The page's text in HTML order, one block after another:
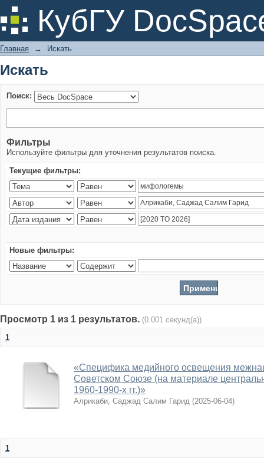
КубГУ
Искать
Главная → Искать
Искать
Поиск:
Фильтры
Используйте фильтры для уточнения результатов поиска.
Текущие фильтры:
Новые фильтры:
Просмотр 1 из 1 результатов. (0.001 секунд(а))
1
«Специфика медийного освещения
Советском Союзе (на материале
1960-1990-х гг.)»
Алрикаби, Саджад Салим Гарид (2025-06-04)
1